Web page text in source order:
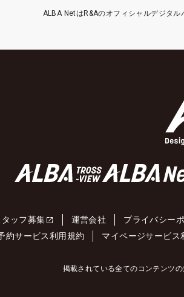
ALBA NetはR&Aのオフィシャルデジタル
タッフ募集 運営会社 プライバシー
約サービス利用規約
マイページサービス
掲載されている全てのコンテンツ